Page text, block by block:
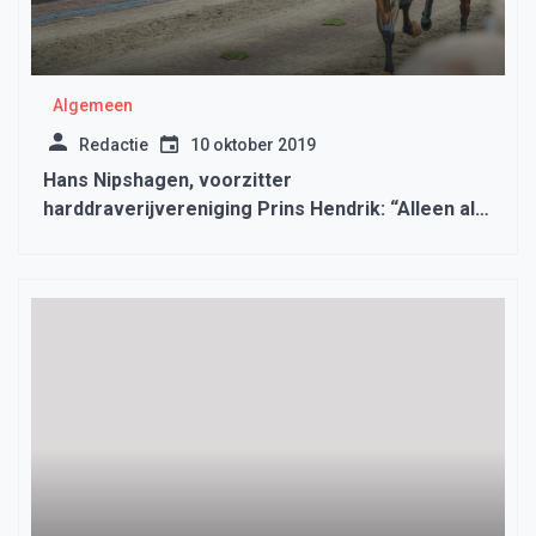
Algemeen
Redactie 10 oktober 2019
Hans Nipshagen, voorzitter
harddraverijvereniging Prins Hendrik: “Alleen als